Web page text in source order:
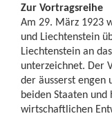
Zur Vortragsreihe
Am 29. März 1923
und Liechtenstein
Liechtenstein an
unterzeichnet. Der
der äusserst engen
beiden Staaten
wirtschaftlichen